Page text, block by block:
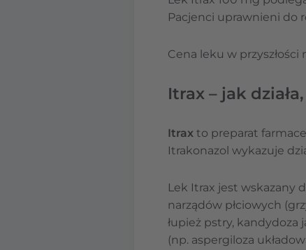
Pacjenci uprawnieni do
Cena leku w
Itrax – jak
Itrax to preparat
Itrakonazol wykazuje
Lek Itrax jest wskazany
narządów płciowych
łupież pstry, kandydoza
(np. aspergiloza